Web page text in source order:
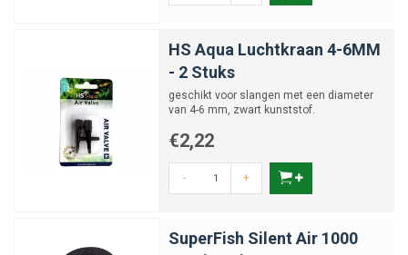
HS Aqua Luchtkraan 4-6MM
- 2 Stuks
geschikt voor slangen met een diameter
van 4-6 mm, zwart kunststof.
€2,22
- +
SuperFish Silent Air 1000